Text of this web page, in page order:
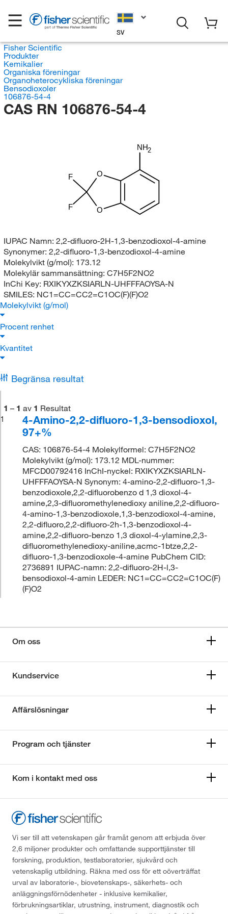
SV
Fisher Scientific
Produkter
Kemikalier
Organiska föreningar
Organoheterocykliska föreningar
Bensodioxoler
106876-54-4
CAS RN 106876-54-4
NH2
O
F
F O
IUPAC Namn: 2,2-difluoro-2H-1,3-benzodioxol-4-amine
Synonymer: 2,2-difluoro-1,3-benzodioxol-4-amine
Molekylvikt (g/mol): 173.12
Molekylär sammansättning: C7H5F2NO2
InChi Key: RXIKYXZKSIARLN-UHFFFAOYSA-N
SMILES: NC1=CC=CC2=C1OC(F)(F)O2
Molekylvikt (g/mol)
Procent renhet
Kvantitet
Begränsa resultat
1 – 1 av 1 Resultat
1
4-Amino-2,2-difluoro-1,3-bensodioxol,
97+%
CAS: 106876-54-4 Molekylformel: C7H5F2NO2
Molekylvikt (g/mol): 173.12 MDL-nummer:
MFCD00792416 InChI-nyckel: RXIKYXZKSIARLN-
UHFFFAOYSA-N Synonym: 4-amino-2,2-difluoro-1,3-
benzodioxole,2,2-difluorobenzo d 1,3 dioxol-4-
amine,2,3-difluoromethylenedioxy aniline,2,2-difluoro-
4-amino-1,3-benzodioxole,1,3-benzodioxol-4-amine,
2,2-difluoro,2,2-difluoro-2h-1,3-benzodioxol-4-
amine,2,2-difluoro-benzo 1,3 dioxol-4-ylamine,2,3-
difluoromethylenedioxy-aniline,acmc-1btze,2,2-
difluoro-1,3-benzodioxole-4-amine PubChem CID:
2736891 IUPAC-namn: 2,2-difluoro-2H-l,3-
bensodioxol-4-amin LEDER: NC1=CC=CC2=C1OC(F)
(F)O2
Om oss
Kundservice
Affärslösningar
Program och tjänster
Kom i kontakt med oss
Vi ser till att vetenskapen går framåt genom att erbjuda över
2,6 miljoner produkter och omfattande supporttjänster till
forskning, produktion, testlaboratorier, sjukvård och
vetenskaplig utbildning. Räkna med oss för ett oöverträffat
urval av laboratorie-, biovetenskaps-, säkerhets- och
anläggningsförnödenheter - inklusive kemikalier,
förbrukningsartiklar, utrustning, instrument, diagnostik och